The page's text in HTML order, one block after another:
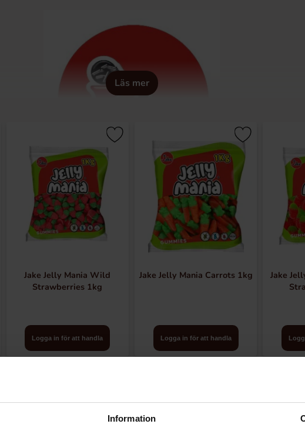
Information
Läs mer
som grundades 1976, ursprungligen under namnet Jose Maria
godis i början av 1950-talet.
mer än 18 000 kvm där de tillverkar ett av Europas bredaste
viktiga aspekter som hygien, kvalitet och produktpresentation, och
totala tillfredsställelse.
Jake Jelly Mania Wild
Strawberries 1kg
Logga in för att handla
Jake Jelly Mania Carrots 1kg
Logga in för att handla
Jake